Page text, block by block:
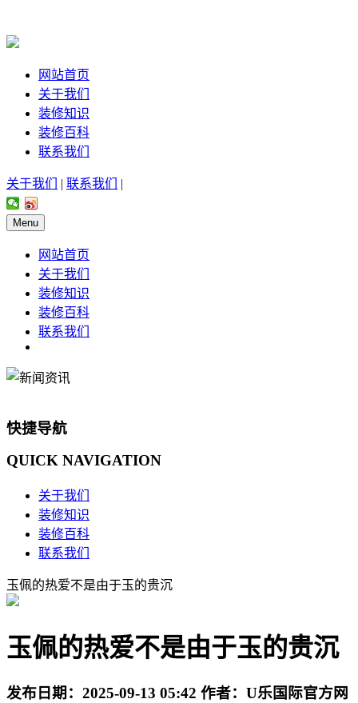
网站首页
关于我们
装修知识
装修百科
联系我们
关于我们 | 联系我们 |
Menu
网站首页
关于我们
装修知识
装修百科
联系我们
快捷导航
QUICK NAVIGATION
关于我们
装修知识
装修百科
联系我们
玉佩的热爱不是由于玉的贵沉
玉佩的热爱不是由于玉的贵沉
发布日期： 2025-09-13 05:42 作者： U乐国际官方网